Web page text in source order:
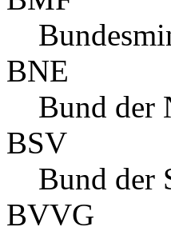
BNE
Bund der
BSV
Bund der
BVVG